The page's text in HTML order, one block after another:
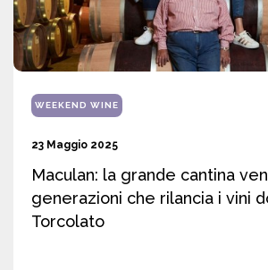
WEEKEND WINE
23 Maggio 2025
Maculan: la grande cantina
generazioni che rilancia i vini
Torcolato